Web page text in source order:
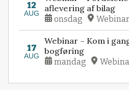
12
AUG
aflevering af bilag
onsdag
17
AUG
Webinar – Kom i
bogføring
mandag